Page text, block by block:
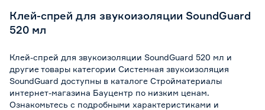
Клей-спрей для звукоизоляции SoundGuard
520 мл
Клей-спрей для звукоизоляции SoundGuard 520 мл и
другие товары категории Системная звукоизоляция
SoundGuard доступны в каталоге Стройматериалы
интернет-магазина Бауцентр по низким ценам.
Ознакомьтесь с подробными характеристиками и